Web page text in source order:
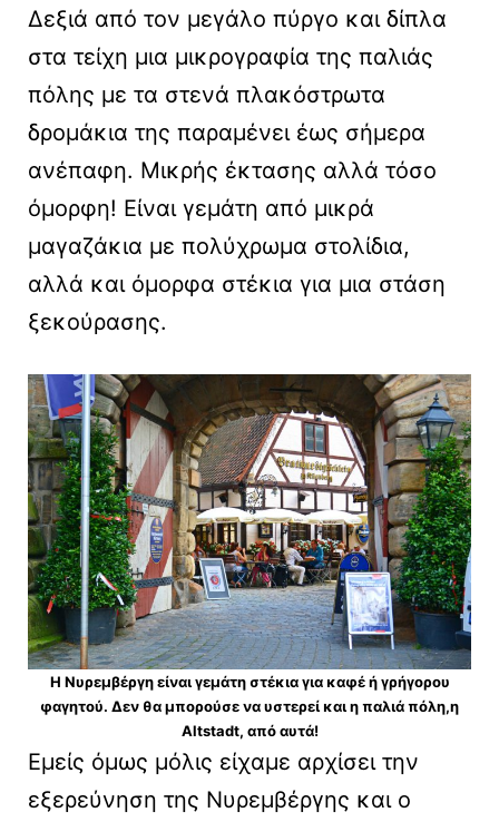
Δεξιά από τον μεγάλο πύργο και δίπλα
στα τείχη μια μικρογραφία της παλιάς
πόλης με τα στενά πλακόστρωτα
δρομάκια της παραμένει έως σήμερα
ανέπαφη. Μικρής έκτασης αλλά τόσο
όμορφη! Είναι γεμάτη από μικρά
μαγαζάκια με πολύχρωμα στολίδια,
αλλά και όμορφα στέκια για μια στάση
ξεκούρασης.
Η Νυρεμβέργη είναι γεμάτη στέκια για καφέ ή γρήγορου
φαγητού. Δεν θα μπορούσε να υστερεί και η παλιά πόλη,η
Altstadt, από αυτά!
Εμείς όμως μόλις είχαμε αρχίσει την
εξερεύνηση της Νυρεμβέργης και ο